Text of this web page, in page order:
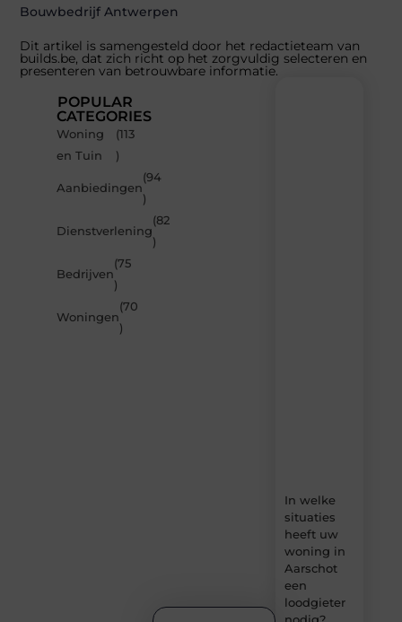
Bouwbedrijf Antwerpen
Dit artikel is samengesteld door het redactieteam van
builds.be, dat zich richt op het zorgvuldig selecteren en
presenteren van betrouwbare informatie.
POPULAR
CATEGORIES
Woning
en Tuin
(113
)
Aanbiedingen
(94
)
Dienstverlening
(82
)
Bedrijven
(75
)
Woningen
(70
)
In welke
situaties
heeft uw
woning in
Aarschot
een
loodgieter